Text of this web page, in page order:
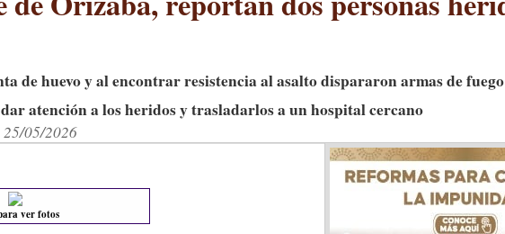
de huevo y al encontrar resistencia al asalto dispararon armas de fuego
atención a los heridos y trasladarlos a un hospital cercano
25/05/2026
ver fotos